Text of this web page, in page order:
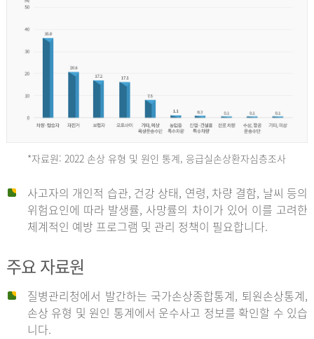
사
*자료원: 2022 손상 유형 및 원인 통계, 응급실손상환자심층조사
사고자의 개인적 습관, 건강 상태, 연령, 차량 결함, 날씨 등의
위험요인에 따라 발생률, 사망률의 차이가 있어 이를 고려한
체계적인 예방 프로그램 및 관리 정책이 필요합니다.
주요 자료원
질병관리청에서 발간하는 국가손상종합통계, 퇴원손상통계,
손상 유형 및 원인 통계에서 운수사고 정보를 확인할 수 있습
니다.